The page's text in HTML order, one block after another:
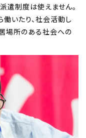
遣制度は使えません。
いたり、社会活動し
場所のある社会への